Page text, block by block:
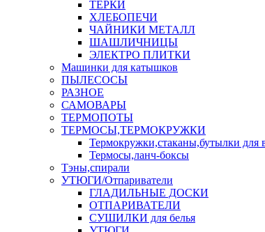
ТЕРКИ
ХЛЕБОПЕЧИ
ЧАЙНИКИ МЕТАЛЛ
ШАШЛИЧНИЦЫ
ЭЛЕКТРО ПЛИТКИ
Машинки для катышков
ПЫЛЕСОСЫ
РАЗНОЕ
САМОВАРЫ
ТЕРМОПОТЫ
ТЕРМОСЫ,ТЕРМОКРУЖКИ
Термокружки,стаканы,бутылки для
Термосы,ланч-боксы
Тэны,спирали
УТЮГИ/Отпариватели
ГЛАДИЛЬНЫЕ ДОСКИ
ОТПАРИВАТЕЛИ
СУШИЛКИ для белья